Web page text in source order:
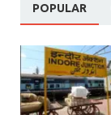
POPULAR